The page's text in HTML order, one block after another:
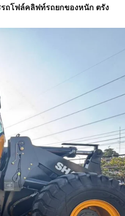
ถโฟล์คลิฟท์รถยกของหนัก ตรัง